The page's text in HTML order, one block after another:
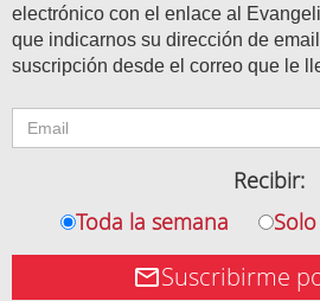
electrónico con el enlace al
que indicarnos su dirección de
suscripción desde el correo que le
Recibir:
Toda la semana
Suscribirme